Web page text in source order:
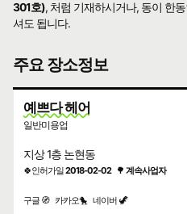
301호), 처럼 기재하시거나, 동이 한
셔도 됩니다.
주요 장소정보
예쁘다 헤어
일반미용업
지상 1층 논현동
🍀인허가일2018-02-02 🌳 계속사업자
구글 🧭 카카오🐤 네이버 🦖